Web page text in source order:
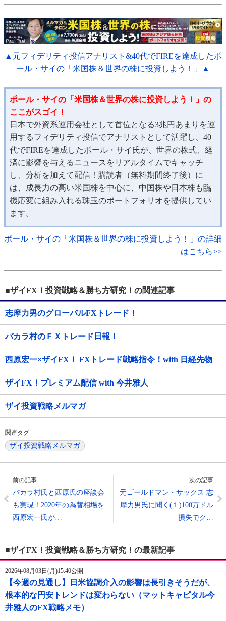
▲元フィデリティ投信アナリスト&40代でFIREを達成したポ
ール・サイの「米国株＆世界の株に投資しよう！」▲
ポール・サイの「米国株＆世界の株に投資しよう！」の
ここがスゴイ！
日本で外資系運用会社として首位となる3兆円あまりを運
用するフィデリティ投信でアナリストとして活躍し、40
代でFIREを達成したポール・サイ氏が、世界の株式、経
済に影響を与えるニュースをリアルタイムでキャッチ
し、分析を加えて配信！購読者（無料期間終了後）に
は、成長力の高い米国株を中心に、中国株や日本株も臨
機応変に組み入れる珠玉のポートフォリオを提供してい
ます。
ポール・サイの「米国株＆世界の株に投資しよう！」の詳細
はこちら>>
■ザイFX！投資戦略＆勝ち方研究！の関連記事
志摩力男のグローバルFXトレード！
バカラ村のＦＸトレード日報！
西原宏一×ザイFX！ FXトレード戦略指令！with 日経先物
ザイFX！プレミアム配信 with 今井雅人
ザイ投資戦略メルマガ
関連タグ
ザイ投資戦略メルマガ
前の記事
バカラ村氏と西原氏の座談会
も実現！2020年の為替相場を
西原宏一氏が…
次の記事
元ゴールドマン・サックス 志
摩力男氏に聞く(１)100万ドル
損失でク…
■ザイFX！投資戦略＆勝ち方研究！の最新記事
2026年08月03日(月)15:40公開
【今週の見通し】日米協調介入の影響は長引きそうだが、
根本的な円安トレンドは変わらない（マットキャピタル今
井雅人のFX戦略メモ）